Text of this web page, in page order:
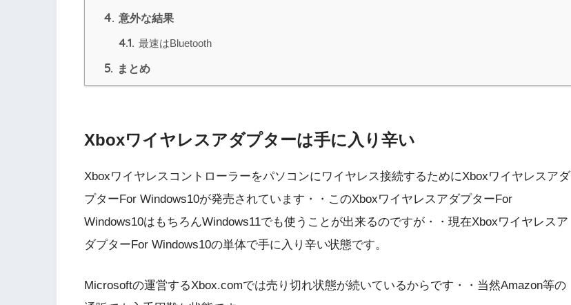
4. 意外な結果
4.1. 最速はBluetooth
5. まとめ
Xboxワイヤレスアダプターは手に入り辛い
Xboxワイヤレスコントローラーをパソコンにワイヤレス接続するためにXboxワイヤレスアダ
プターFor Windows10が発売されています・・このXboxワイヤレスアダプターFor
Windows10はもちろんWindows11でも使うことが出来るのですが・・現在Xboxワイヤレスア
ダプターFor Windows10の単体で手に入り辛い状態です。
Microsoftの運営するXbox.comでは売り切れ状態が続いているからです・・当然Amazon等の